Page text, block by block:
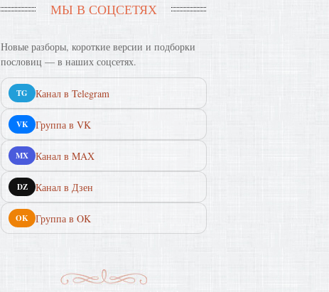
МЫ В СОЦСЕТЯХ
Новые разборы, короткие версии и подборки
пословиц — в наших соцсетях.
TG Канал в Telegram
VK Группа в VK
MX Канал в MAX
DZ Канал в Дзен
OK Группа в OK